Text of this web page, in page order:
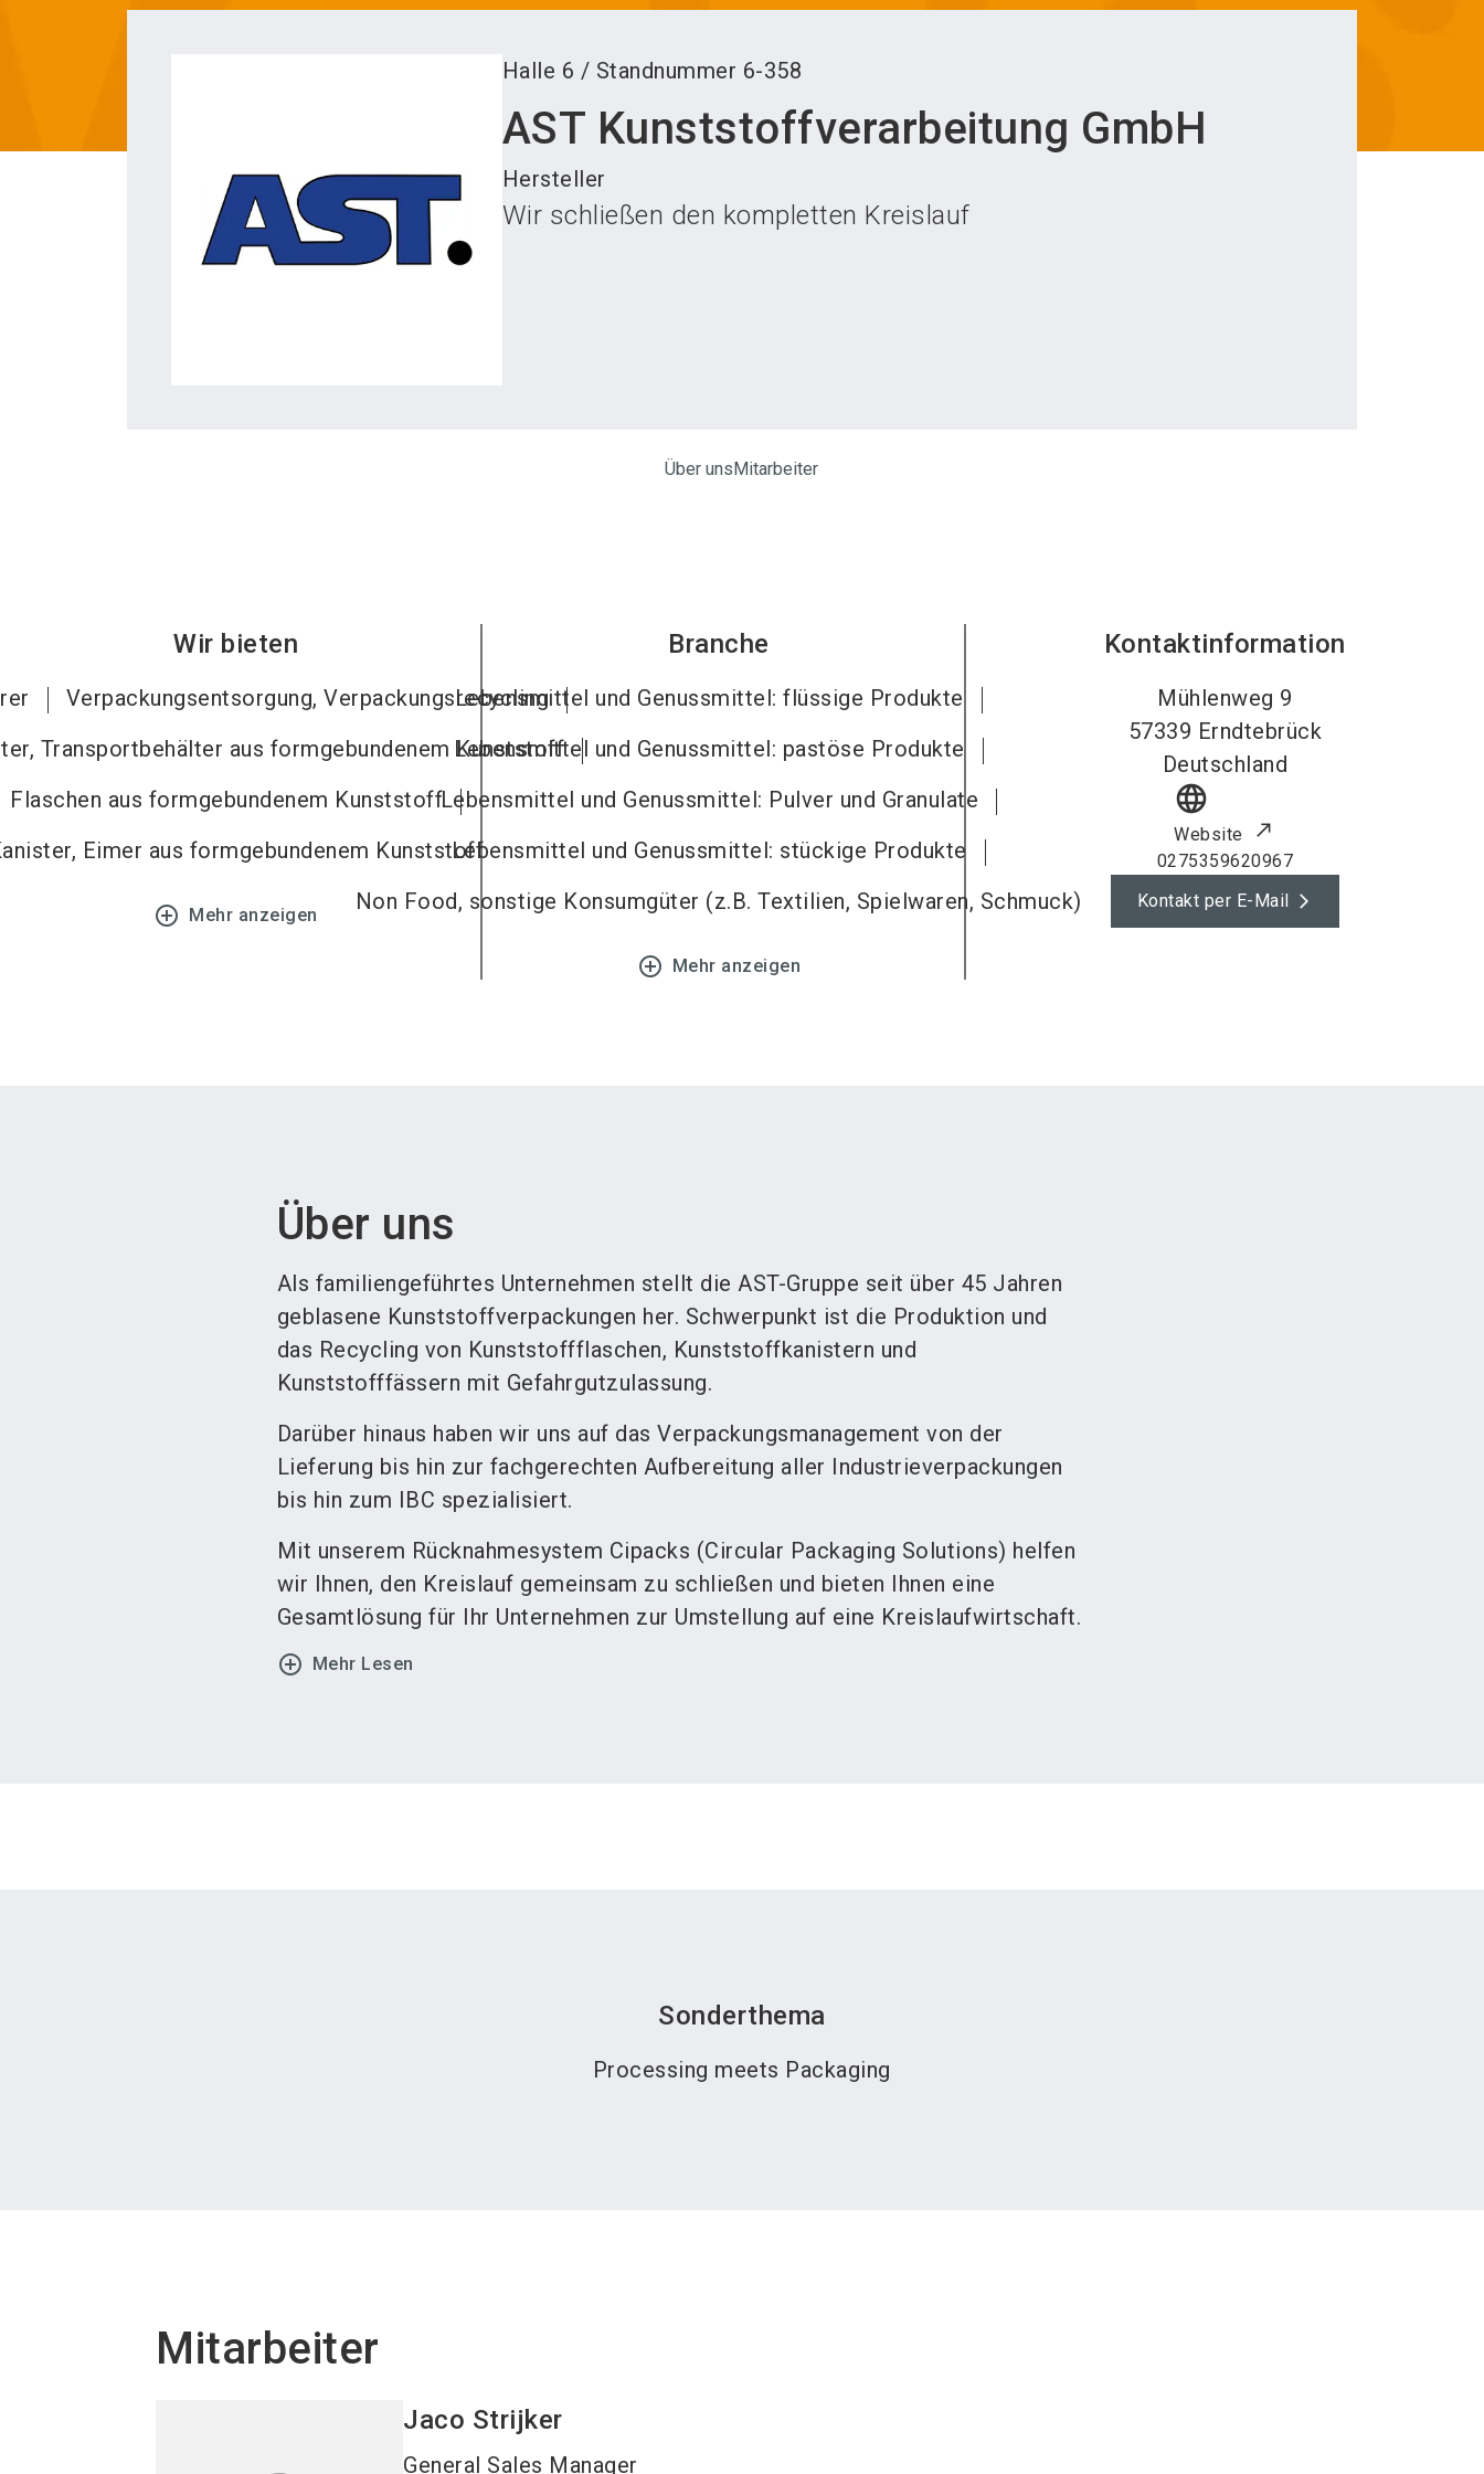
Halle 6 / Standnummer 6-358
AST Kunststoffverarbeitung GmbH
Hersteller
Wir schließen den kompletten Kreislauf
Über unsMitarbeiter
Wir bieten
Verpackungsentsorgung, Verpackungsrecycling
Transportbehälter aus formgebundenem Kunststoff
Flaschen aus formgebundenem Kunststoff
Eimer aus formgebundenem Kunststoff
add_circle_outline Mehr anzeigen
Branche
Lebensmittel und Genussmittel: flüssige Produkte
Lebensmittel und Genussmittel: pastöse Produkte
Lebensmittel und Genussmittel: Pulver und Granulate
Lebensmittel und Genussmittel: stückige Produkte
Non Food, sonstige Konsumgüter (z.B. Textilien, Spielwaren, Schmuck)
add_circle_outline Mehr anzeigen
Kontaktinformation
Mühlenweg 9
57339 Erndtebrück
Deutschland
language
Website
0275359620967
Kontakt per E-Mail
Über uns
Als familiengeführtes Unternehmen stellt die AST-Gruppe seit über 45 Jahren
geblasene Kunststoffverpackungen her. Schwerpunkt ist die Produktion und
das Recycling von Kunststoffflaschen, Kunststoffkanistern und
Kunststofffässern mit Gefahrgutzulassung.
Darüber hinaus haben wir uns auf das Verpackungsmanagement von der
Lieferung bis hin zur fachgerechten Aufbereitung aller Industrieverpackungen
bis hin zum IBC spezialisiert.
Mit unserem Rücknahmesystem Cipacks (Circular Packaging Solutions) helfen
wir Ihnen, den Kreislauf gemeinsam zu schließen und bieten Ihnen eine
Gesamtlösung für Ihr Unternehmen zur Umstellung auf eine Kreislaufwirtschaft.
add_circle_outline Mehr Lesen
Sonderthema
Processing meets Packaging
Mitarbeiter
Jaco Strijker
General Sales Manager